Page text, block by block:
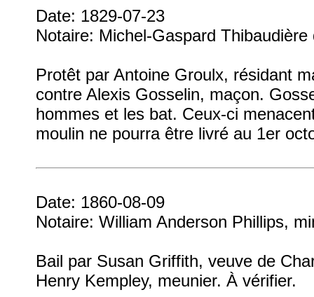
Date: 1829-07-23
Notaire: Michel-Gaspard
Protêt par Antoine Groulx, résidant
contre Alexis Gosselin, maçon.
hommes et les bat. Ceux-ci
moulin ne pourra être livré au 1er
Date: 1860-08-09
Notaire: William Anderson Phillips,
Bail par Susan Griffith, veuve de
Henry Kempley, meunier. À vérifier.